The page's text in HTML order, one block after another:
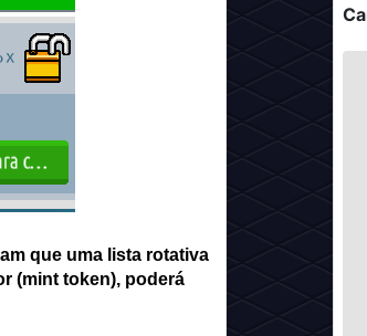
que uma lista rotativa
(mint token), poderá